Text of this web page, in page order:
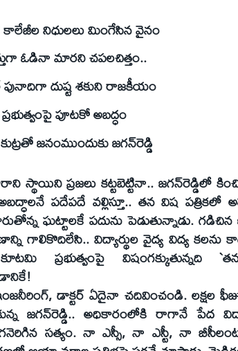
నిధులలు మింగేసిన వైనం
ఓడినా మారని చపలచిత్తం..
దుష్ట శకుని రాజకీయం
పూటకో అబద్ధం
జనంముందుకు జగన్‌రెడ్డి
స్థాయిని ప్రజలు కట్టబెట్టినా.. జగన్‌రెడ్డిలో
పదేపదే వల్లిస్తూ.. తన విష పత్రికలో
ఘట్టాలకే పదును పెడుతున్నాడు.
గాలికొదిలేసి.. విద్యార్థుల వైద్య విద్య కలను
ప్రభుత్వంపై విషంగక్కుతున్నది
డాక్టర్‌ ఏదైనా చదివించండి. లక్షల
జగన్‌రెడ్డి.. అధికారంలోకి రాగానే పేద
సత్యం. నా ఎస్సీ, నా ఎస్టీ, నా